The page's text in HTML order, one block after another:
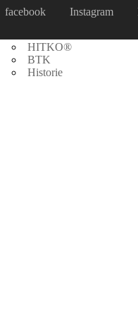
facebook Instagram
HITKO®
BTK
Historie